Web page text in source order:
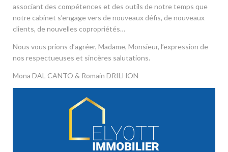
associant des compétences et des outils de notre temps que
notre cabinet s’engage vers de nouveaux défis, de nouveaux
clients, de nouvelles copropriétés…
Nous vous prions d’agréer, Madame, Monsieur, l’expression de
nos respectueuses et sincères salutations.
Mona DAL CANTO & Romain DRILHON